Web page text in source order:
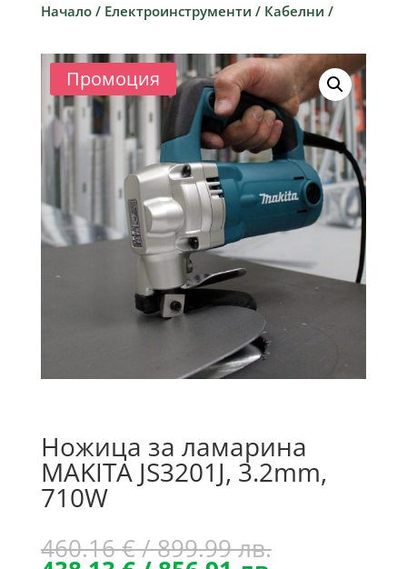
Начало/ Електроинструменти / Кабелни /
Промоция
Ножица за ламарина
MAKITA JS3201J, 3.2mm,
710W
460.16€/ 899.99 лв.Original